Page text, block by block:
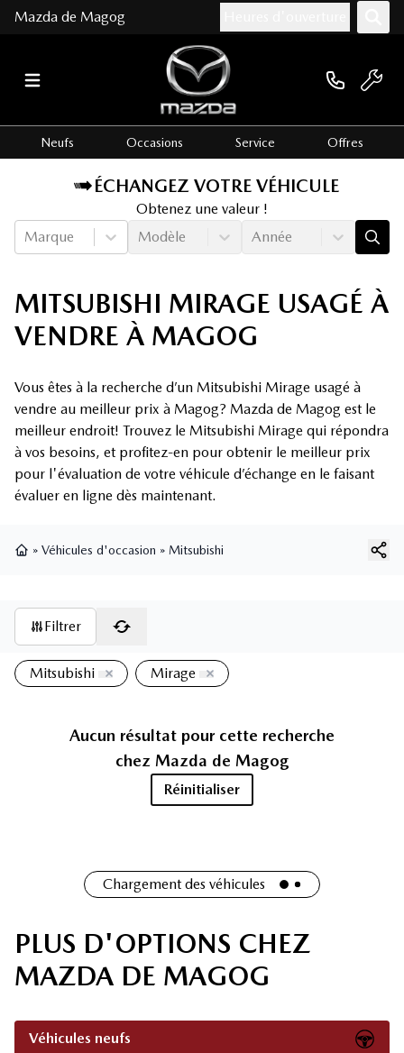
Mazda de Magog
Neufs Occasions Service Offres
ÉCHANGEZ VOTRE VÉHICULE
Obtenez une valeur !
Marque
Modèle Année
MITSUBISHI MIRAGE USAGÉ À
VENDRE À MAGOG
Vous êtes à la recherche d’un Mitsubishi Mirage usagé à
vendre au meilleur prix à Magog? Mazda de Magog est le
meilleur endroit! Trouvez le Mitsubishi Mirage qui répondra
à vos besoins, et profitez-en pour obtenir le meilleur prix
pour l'évaluation de votre véhicule d’échange en le faisant
évaluer en ligne dès maintenant.
» Véhicules d'occasion » Mitsubishi
Filtrer
Mitsubishi Mirage
Aucun résultat pour cette recherche
chez Mazda de Magog
Réinitialiser
Chargement des véhicules
PLUS D'OPTIONS CHEZ
MAZDA DE MAGOG
Véhicules neufs